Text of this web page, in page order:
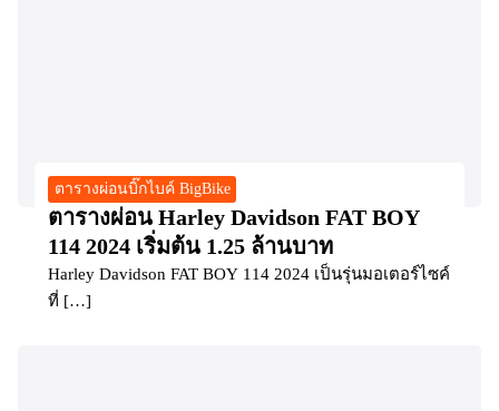
ตารางผ่อนบิ๊กไบค์ BigBike
ตารางผ่อน Harley Davidson FAT BOY
114 2024 เริ่มต้น 1.25 ล้านบาท
Harley Davidson FAT BOY 114 2024 เป็นรุ่นมอเตอร์ไซค์
ที่ […]